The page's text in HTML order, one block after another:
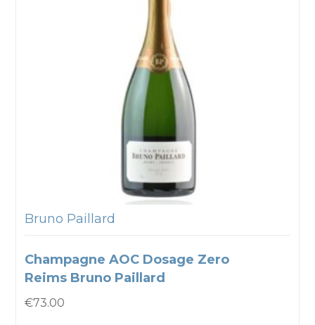
Bruno Paillard
Champagne AOC Dosage Zero
Reims Bruno Paillard
€73.00